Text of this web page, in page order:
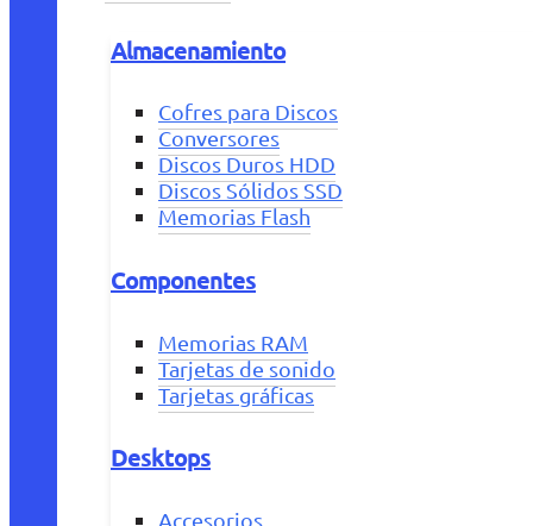
Almacenamiento
Cofres para Discos
Conversores
Discos Duros HDD
Discos Sólidos SSD
Memorias Flash
Componentes
Memorias RAM
Tarjetas de sonido
Tarjetas gráficas
Desktops
Accesorios